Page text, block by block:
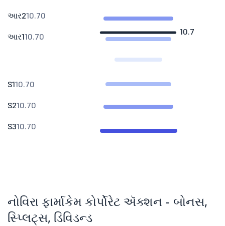
10.7
આર210.70
આર110.70
S110.70
S210.70
S310.70
નોવિરા ફાર્માકેમ કોર્પોરેટ ઍક્શન - બોનસ,
સ્પ્લિટ્સ, ડિવિડન્ડ